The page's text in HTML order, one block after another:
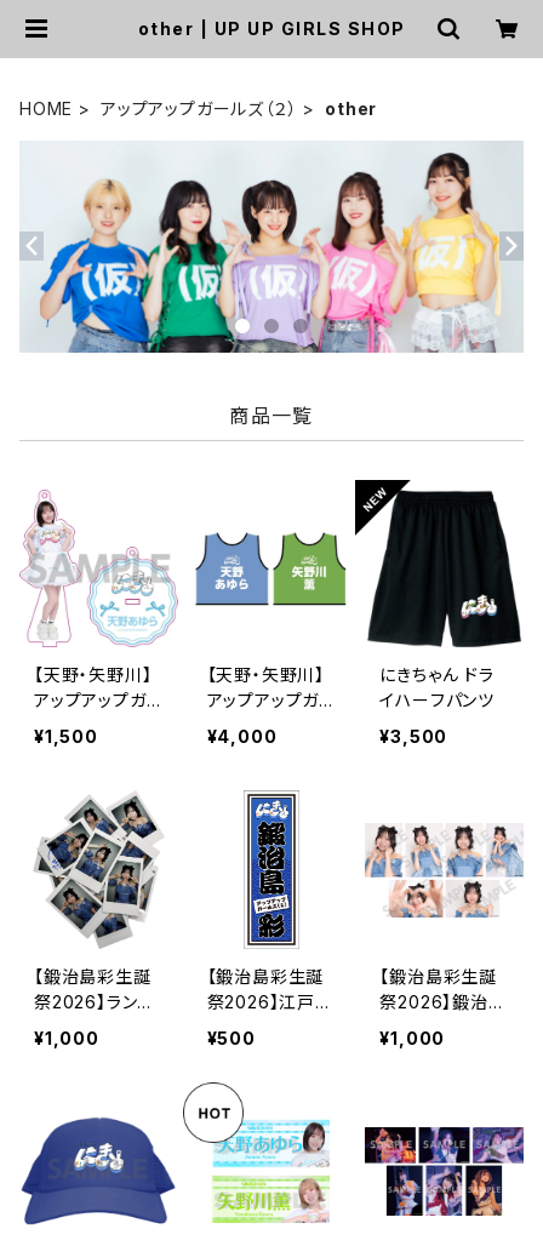
other | UP UP GIRLS SHOP
HOME アップアップガールズ（２） other
商品一覧
【天野・矢野川】
アップアップガ
ールズ（２） アク
リルスタンドキー
¥1,500
【天野・矢野川】
アップアップガ
ールズ（２） ビブ
ス 2026ver.
¥4,000
にきちゃん ドラ
イハーフパンツ
¥3,500
【鍛治島彩生誕
祭2026】ランダ
ムチェキ
¥1,000
【鍛治島彩生誕
祭2026】江戸文
字シール
¥500
【鍛治島彩生誕
祭2026】鍛治島
生誕2026 L判
ランダム生写真
¥1,000